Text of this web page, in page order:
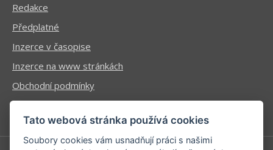
Redakce
Předplatné
Inzerce v časopise
Inzerce na www stránkách
Obchodní podmínky
Ochrana osobních údajů
Tato webová stránka používá cookies
Soubory cookies vám usnadňují práci s našimi